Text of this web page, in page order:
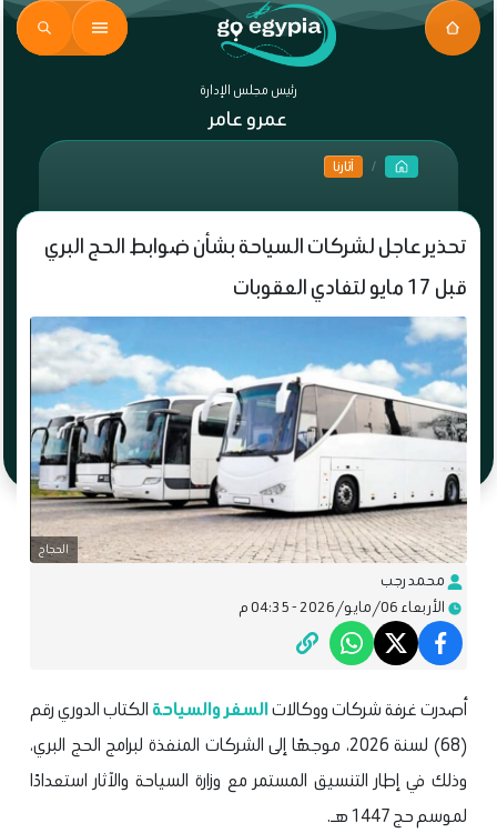
رئيس مجلس الإدارة
عمرو عامر
آثارنا
تحذير عاجل لشركات السياحة بشأن ضوابط الحج البري
قبل 17 مايو لتفادي العقوبات
الحجاج
محمد رجب
الأربعاء 06/مايو/2026 - 04:35 م
أصدرت غرفة شركات ووكالاتالسفر والسياحة الكتاب الدوري رقم
(68) لسنة 2026، موجهًا إلى الشركات المنفذة لبرامج الحج البري،
وذلك في إطار التنسيق المستمر مع وزارة السياحة والآثار استعدادًا
لموسم حج 1447 هـ.